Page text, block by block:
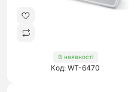
В наявності
Код: WT-6470